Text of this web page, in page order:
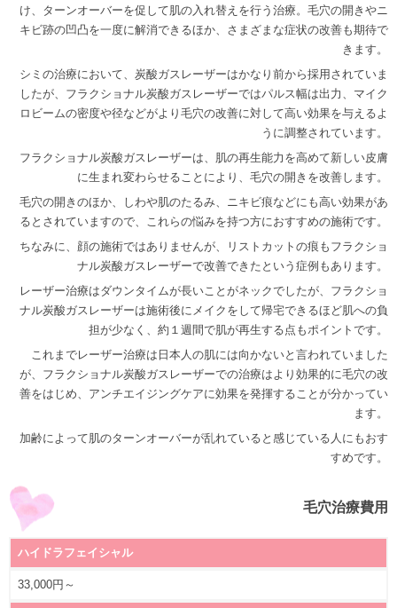
け、ターンオーバーを促して肌の入れ替えを行う治療。毛穴の開きやニ
キビ跡の凹凸を一度に解消できるほか、さまざまな症状の改善も期待で
きます。
シミの治療において、炭酸ガスレーザーはかなり前から採用されていま
したが、フラクショナル炭酸ガスレーザーではパルス幅は出力、マイク
ロビームの密度や径などがより毛穴の改善に対して高い効果を与えるよ
うに調整されています。
フラクショナル炭酸ガスレーザーは、肌の再生能力を高めて新しい皮膚
に生まれ変わらせることにより、毛穴の開きを改善します。
毛穴の開きのほか、しわや肌のたるみ、ニキビ痕などにも高い効果があ
るとされていますので、これらの悩みを持つ方におすすめの施術です。
ちなみに、顔の施術ではありませんが、リストカットの痕もフラクショ
ナル炭酸ガスレーザーで改善できたという症例もあります。
レーザー治療はダウンタイムが長いことがネックでしたが、フラクショ
ナル炭酸ガスレーザーは施術後にメイクをして帰宅できるほど肌への負
担が少なく、約１週間で肌が再生する点もポイントです。
これまでレーザー治療は日本人の肌には向かないと言われていました
が、フラクショナル炭酸ガスレーザーでの治療はより効果的に毛穴の改
善をはじめ、アンチエイジングケアに効果を発揮することが分かってい
ます。
加齢によって肌のターンオーバーが乱れていると感じている人にもおす
すめです。
毛穴治療費用
ハイドラフェイシャル
33,000円～